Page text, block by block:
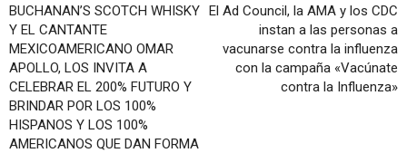
BUCHANAN’S SCOTCH WHISKY
Y EL CANTANTE
MEXICOAMERICANO OMAR
APOLLO, LOS INVITA A
CELEBRAR EL 200% FUTURO Y
BRINDAR POR LOS 100%
HISPANOS Y LOS 100%
AMERICANOS QUE DAN FORMA
El Ad Council, la AMA y los CDC
instan a las personas a
vacunarse contra la influenza
con la campaña «Vacúnate
contra la Influenza»